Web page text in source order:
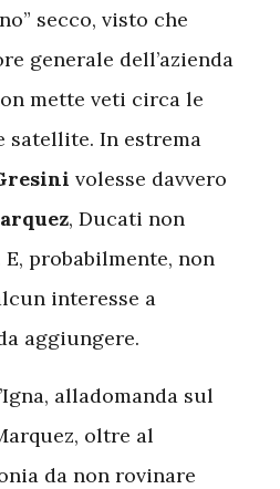
secco, visto che
generale dell’azienda
mette veti circa le
satellite. In estrema
volesse davvero
, Ducati non
probabilmente, non
interesse a
aggiungere.
alladomanda sul
oltre al
da non rovinare